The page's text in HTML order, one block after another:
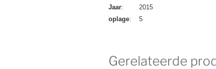
Jaar: 2015
oplage: 5
Gerelateerde